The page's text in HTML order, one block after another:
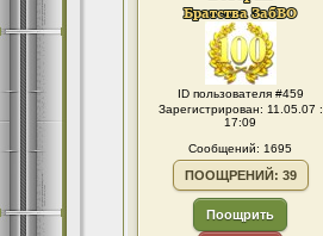
ID пользователя #459
Зарегистрирован: 11.05.07 :
17:09
Сообщений: 1695
ПООЩРЕНИЙ: 39
Поощрить